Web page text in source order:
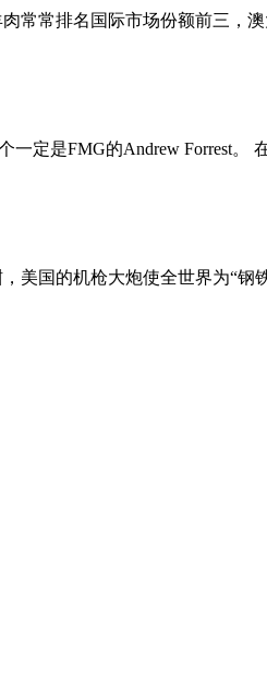
常常排名国际市场份额前三，
定是FMG的Andrew Forrest。
国的机枪大炮使全世界为“钢